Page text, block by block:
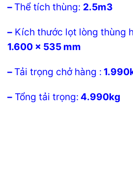
– Thể tích thùng: 2.5m3
– Kích thước lọt lòng thùng
1.600 x 535 mm
– Tải trọng chở hàng :
– Tổng tải trọng: 4.990kg